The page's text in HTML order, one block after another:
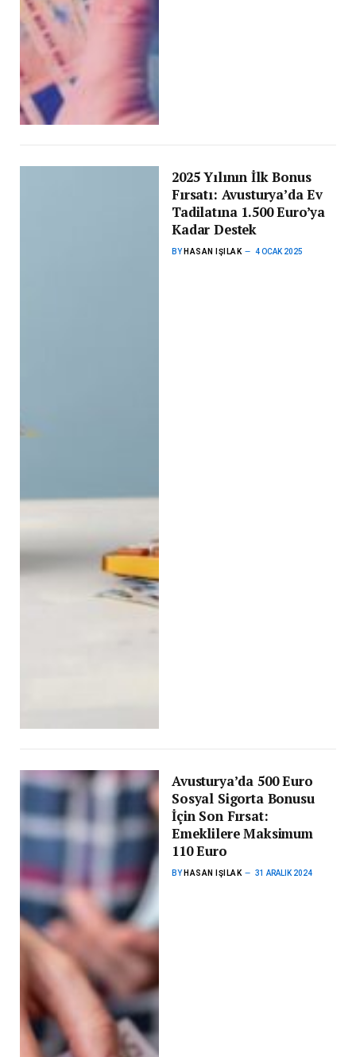
2025 Yılının İlk Bonus
Fırsatı: Avusturya’da Ev
Tadilatına 1.500 Euro’ya
Kadar Destek
BY HASAN IŞILAK 4 OCAK 2025
Avusturya’da 500 Euro
Sosyal Sigorta Bonusu
İçin Son Fırsat:
Emeklilere Maksimum
110 Euro
BY HASAN IŞILAK 31 ARALIK 2024